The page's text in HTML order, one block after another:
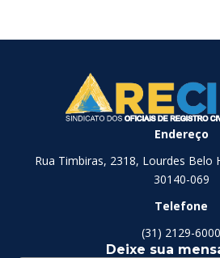
Endereço
Rua Timbiras, 2318, Lourdes Belo
30140-069
Telefone
(31) 2129-6000
Deixe sua